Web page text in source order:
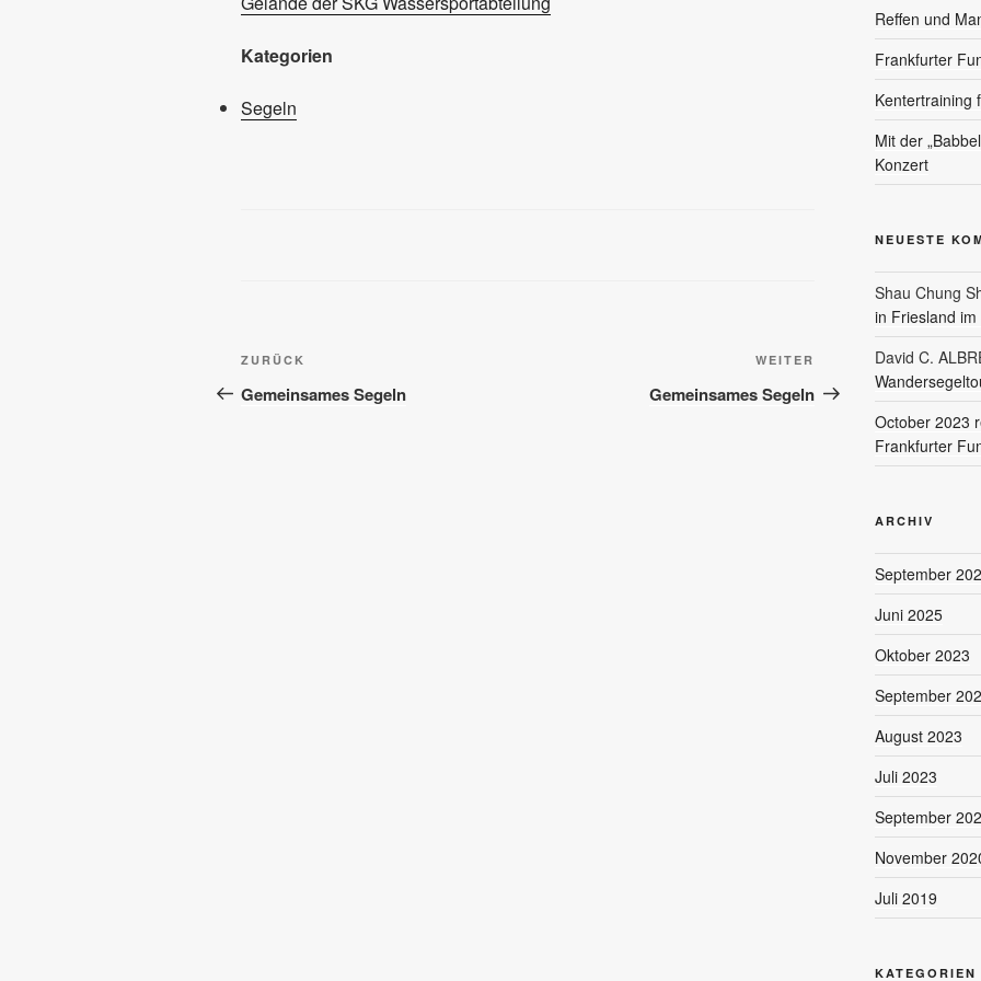
Kategorien
Segeln
Beitragsnavigation
Vorheriger
Beitrag
ZURÜCK
Gemeinsames Segeln
Nächster
Beitrag
WEITER
Gemeinsames Segeln
Reffen und
Frankfurter
Kentertraining
Mit der
Konzert
NEUESTE
Shau Chung
in Friesland
David C.
October 2023
Frankfurter
ARCHIV
September
Juni 2025
Oktober 2023
September
August 2023
Juli 2023
September
November
Juli 2019
KATEGORIEN